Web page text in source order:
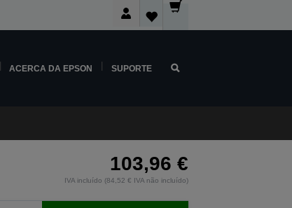
ACERCA DA EPSON SUPORTE
103,96 €
IVA incluído (84,52 € IVA não incluído)